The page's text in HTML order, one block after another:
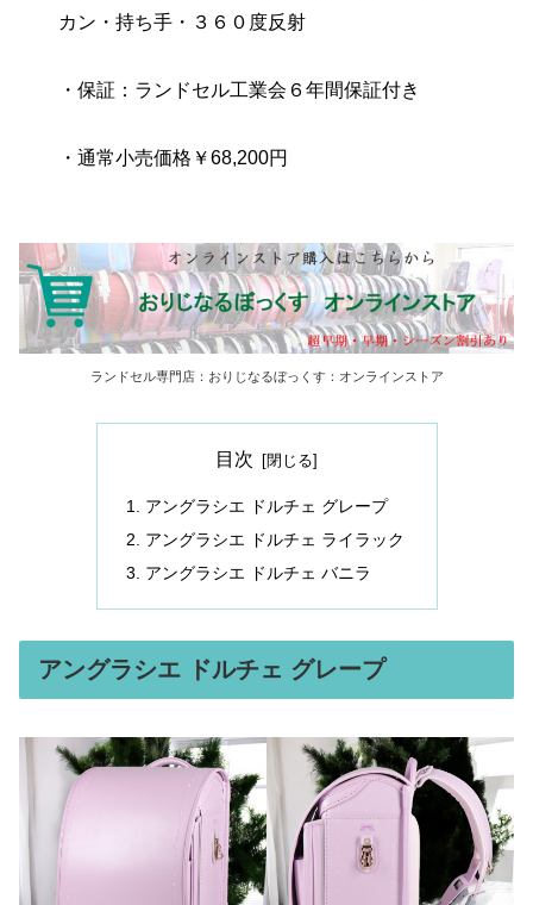
カン・持ち手・３６０度反射
・保証：ランドセル工業会６年間保証付き
・通常小売価格￥68,200円
ランドセル専門店：おりじなるぼっくす：オンラインストア
目次
アングラシエ ドルチェ グレープ
アングラシエ ドルチェ ライラック
アングラシエ ドルチェ バニラ
アングラシエ ドルチェ グレープ